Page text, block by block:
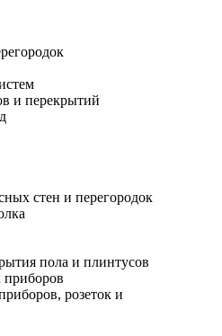
и перекрытий
стен и перегородок
пола и плинтусов
приборов
розеток и